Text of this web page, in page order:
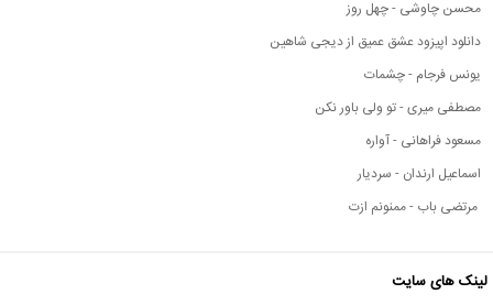
محسن چاوشی - چهل روز
دانلود اپیزود عشق عمیق از دیجی شاهین
یونس فرجام - چشمات
مصطفی میری - تو ولی باور نکن
مسعود فراهانی - آواره
اسماعیل ارندان - سردیار
مرتضی باب - ممنونم ازت
لینک های سایت